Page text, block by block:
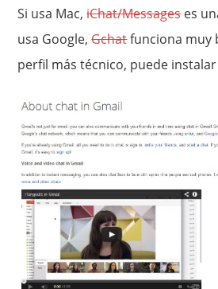
Si usa Mac,iChat/Messageses
usa Google,Gchatfunciona muy
perfil más técnico, puede